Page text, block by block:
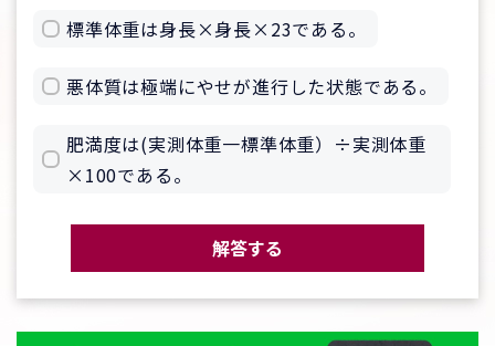
標準体重は身長×身長×23である。
悪体質は極端にやせが進行した状態である。
肥満度は(実測体重一標準体重）÷実測体重
×100である。
解答する